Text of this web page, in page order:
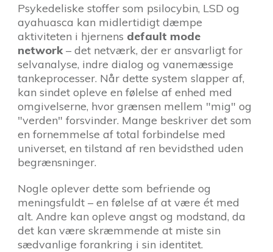
Psykedeliske stoffer som psilocybin, LSD og
ayahuasca kan midlertidigt dæmpe
aktiviteten i hjernens default mode
network– det netværk, der er ansvarligt for
selvanalyse, indre dialog og vanemæssige
tankeprocesser. Når dette system slapper af,
kan sindet opleve en følelse af enhed med
omgivelserne, hvor grænsen mellem "mig" og
"verden" forsvinder. Mange beskriver det som
en fornemmelse af total forbindelse med
universet, en tilstand af ren bevidsthed uden
begrænsninger.
Nogle oplever dette som befriende og
meningsfuldt – en følelse af at være ét med
alt. Andre kan opleve angst og modstand, da
det kan være skræmmende at miste sin
sædvanlige forankring i sin identitet.